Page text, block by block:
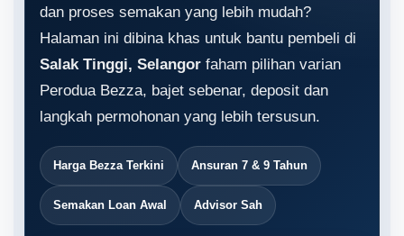
dan proses semakan yang lebih mudah?
Halaman ini dibina khas untuk bantu pembeli di
Salak Tinggi, Selangor faham pilihan varian
Perodua Bezza, bajet sebenar, deposit dan
langkah permohonan yang lebih tersusun.
Harga Bezza Terkini Ansuran 7 & 9 Tahun
Semakan Loan Awal Advisor Sah